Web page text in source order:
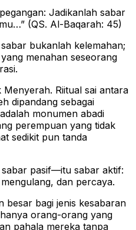
Jadikanlah sabar
(QS. Al-Baqarah: 45)
bukanlah kelemahan;
menahan seseorang
Menyerah. Riitual sai antara
dipandang sebagai
monumen abadi
perempuan yang tidak
sedikit pun tanda
pasif—itu sabar aktif:
dan percaya.
besar bagi jenis kesabaran
orang-orang yang
pahala mereka tanpa